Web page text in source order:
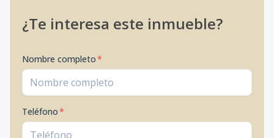
¿Te interesa este inmueble?
Nombre completo*
Teléfono*